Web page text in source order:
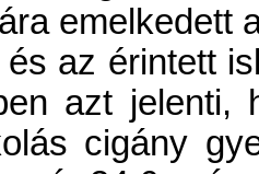
emelkedett
az érintett
azt jelenti,
cigány